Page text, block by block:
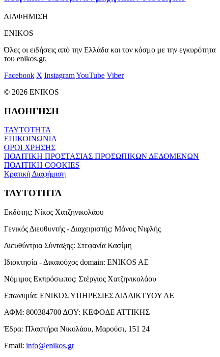
ΔΙΑΦΗΜΙΣΗ
ENIKOS
Όλες οι ειδήσεις από την Ελλάδα και τον κόσμο με την εγκυρότητα
του enikos.gr.
Facebook X InstagramYouTube Viber
© 2026 ENIKOS
ΠΛΟΗΓΗΣΗ
ΤΑΥΤΟΤΗΤΑ
ΕΠΙΚΟΙΝΩΝΙΑ
ΟΡΟΙ ΧΡΗΣΗΣ
ΠΟΛΙΤΙΚΗ ΠΡΟΣΤΑΣΙΑΣ ΠΡΟΣΩΠΙΚΩΝ ΔΕΔΟΜΕΝΩΝ
ΠΟΛΙΤΙΚΗ COOKIES
Κρατική Διαφήμιση
ΤΑΥΤΟΤΗΤΑ
Εκδότης: Νίκος Χατζηνικολάου
Γενικός Διευθυντής - Διαχειριστής: Μάνος Νιφλής
Διευθύντρια Σύνταξης: Στεφανία Κασίμη
Ιδιοκτησία - Δικαιούχος domain: ENIKOS AE
Νόμιμος Εκπρόσωπος: Στέργιος Χατζηνικολάου
Επωνυμία: ΕΝΙΚΟΣ ΥΠΗΡΕΣΙΕΣ ΔΙΑΔΙΚΤΥΟΥ ΑΕ
ΑΦΜ: 800384700 ΔΟΥ: ΚΕΦΟΔΕ ΑΤΤΙΚΗΣ
Έδρα: Πλαστήρα Νικολάου, Μαρούσι, 151 24
Email: info@enikos.gr